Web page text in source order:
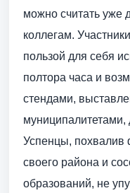
можно считать уже
коллегам.
пользой для себя
полтора часа и
стендами,
муниципалитетами,
Успенцы, похвалив
своего района и
образований, не